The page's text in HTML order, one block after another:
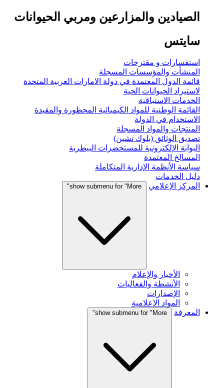
الصيادين والمزارعين ومربي الحيوانات
سايتس
استفسارات و مقترحات
المنشأت والمؤسسات المسجلة
قائمة الدول المعتمدة في دولة الامارات العربية المتحدة
لاستيراد الحيوانات الحية
الخدمات الاستباقية
القائمة الوطنية للمواد الكيميائية المحظورة والمقيدة
الاستخدام في الدولة
المنتجات والمواد المسجلة
تصديق الوثائق (بلوك تشين)
البوابة الإلكترونية للمستحضرات البيطرية
المسالخ المعتمدة
سياسة الأنظمة الإدارية المتكاملة
دليل الخدمات
المركز الإعلامي
show submenu for "More"
الأخبار والإعلام
الأنشطة والفعاليات
الإصدارات
المواد الإعلامية
المعرفة
show submenu for "More"